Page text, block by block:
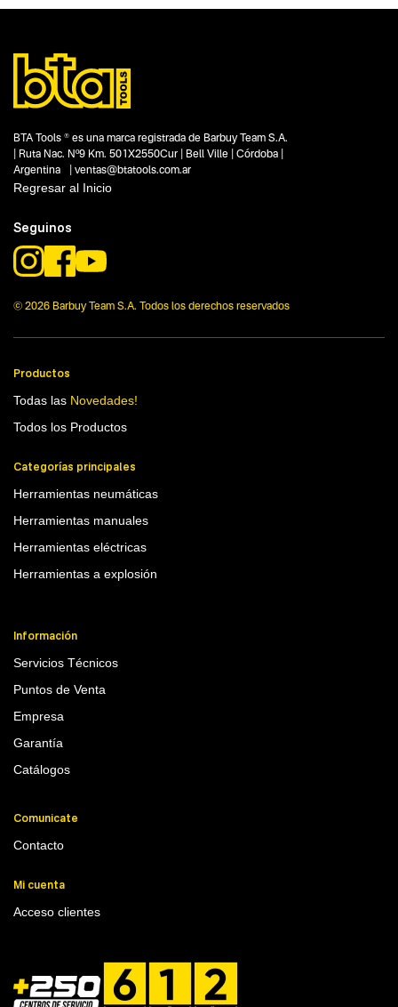
Segmentos - pendiente
Construcción
Carpintería
No items found.
Funcion o uso
2 mts
No items found.
BTA Tools ® es una marca registrada de Barbuy Team S.A.
| Ruta Nac. Nº9 Km. 501X2550Cur | Bell Ville | Córdoba |
Argentina | ventas@btatools.com.ar
Regresar al Inicio
Seguinos
© 2026 Barbuy Team S.A. Todos los derechos reservados
Productos
Todas las Novedades!
Todos los Productos
Categorías principales
Herramientas neumáticas
Herramientas manuales
Herramientas eléctricas
Herramientas a explosión
Información
Servicios Técnicos
Puntos de Venta
Empresa
Garantía
Catálogos
Comunicate
Contacto
Mi cuenta
Acceso clientes